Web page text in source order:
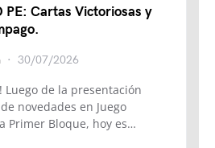
PE: Cartas Victoriosas y
30/07/2026
Luego de la presentación
novedades en Juego
Primer Bloque, hoy es…